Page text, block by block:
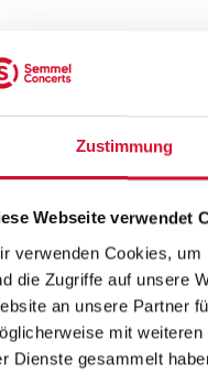
Zustimmung
Webseite verwendet
verwenden Cookies,
die Zugriffe auf unsere
an unsere Partner
mit
Dienste gesammelt
US.